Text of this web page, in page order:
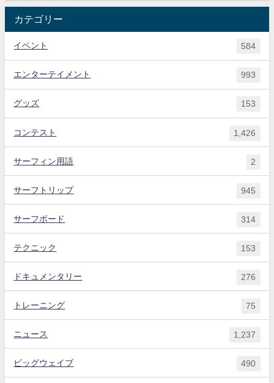
カテゴリー
イベント 584
エンターテイメント 993
グッズ 153
コンテスト 1,426
サーフィン用語 2
サーフトリップ 945
サーフボード 314
テクニック 153
ドキュメンタリー 276
トレーニング 75
ニュース 1,237
ビッグウェイブ 490